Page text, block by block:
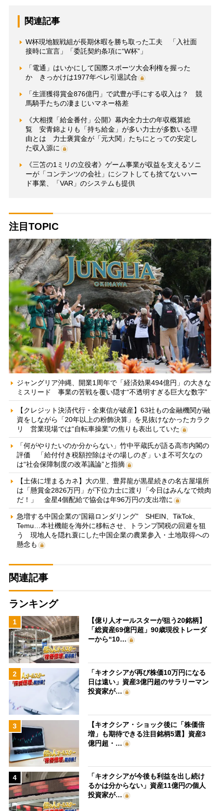
関連記事
W杯現地観戦組が長期休暇を勝ち取った工夫 「入社面
接時に宣言」「委託契約条項に“W杯”」
「電通」はいかにして国際スポーツ大会利権を握った
か きっかけは1977年ペレ引退試合
「生涯獲得賞金876億円」で武豊が手にする収入は？ 競
馬騎手たちの凄まじいマネー格差
《大相撲「給金番付」公開》幕内全力士の年収概算総
覧 安青錦よりも「持ち給金」が多い力士が多数いる理
由とは 力士褒賞金が「元大関」たちにとっての安定し
た収入源に
《三笘の1ミリの立役者》ゲーム事業が収益を支えるソニ
ーが「コンテンツの会社」にシフトしても捨てないハー
ド事業、「VAR」のシステムも提供
注目TOPIC
ジャングリア沖縄、開業1周年で「経済効果494億円」の大きな
ミスリード 事業の苦戦を覆い隠す“不透明すぎる巨大な数字”
【クレジット決済代行・全東信が破産】63社もの金融機関が融
資をしながら「20年以上の粉飾決算」を見抜けなかったカラク
リ 営業現場では“自転車操業”の焦りも表出していた
「何がやりたいのか分からない」竹中平蔵氏が語る高市内閣の
評価 「給付付き税額控除はその場しのぎ」いま不可欠なの
は“社会保障制度の改革議論”と指摘
【土俵に埋まるカネ】大の里、豊昇龍が黒星続きの名古屋場所
は「懸賞金2826万円」が下位力士に渡り「今日はみんなで焼肉
だ！」 金星4個配給で協会は年96万円の支出増に
急増する中国企業の“国籍ロンダリング” SHEIN、TikTok、
Temu…本社機能を海外に移転させ、トランプ関税の回避を狙
う 現地人を隠れ蓑にした中国企業の農業参入・土地取得への
懸念も
関連記事
ランキング
1
【億り人オールスターが狙う20銘柄】
「総資産69億円超」90歳現役トレーダ
ーから“10…
2
「キオクシアが再び株価10万円になる
日は遠い」資産3億円超のサラリーマン
投資家が…
3
【キオクシア・ショック後に「株価倍
増」も期待できる注目銘柄5選】資産3
億円超・…
4
「キオクシアが今後も利益を出し続け
るかは分からない」資産11億円の個人
投資家が…